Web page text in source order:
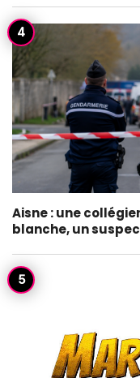
Aisne : une
blanche, un